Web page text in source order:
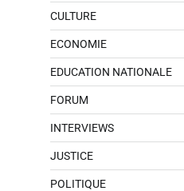
CULTURE
ECONOMIE
EDUCATION NATIONALE
FORUM
INTERVIEWS
JUSTICE
POLITIQUE